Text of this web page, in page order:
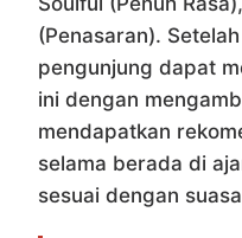
(Penasaran).
pengunjung dapat
ini dengan
mendapatkan
selama berada di
sesuai dengan